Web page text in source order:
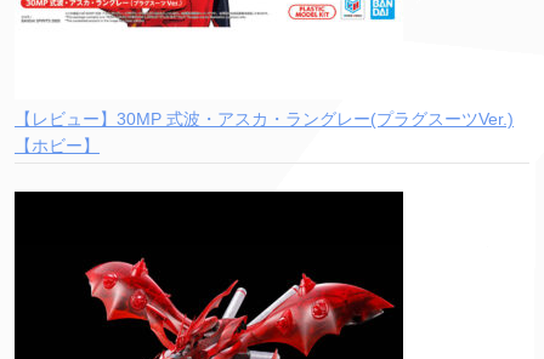
【レビュー】30MP 式波・アスカ・ラングレー(プラグスーツVer.)
【ホビー】